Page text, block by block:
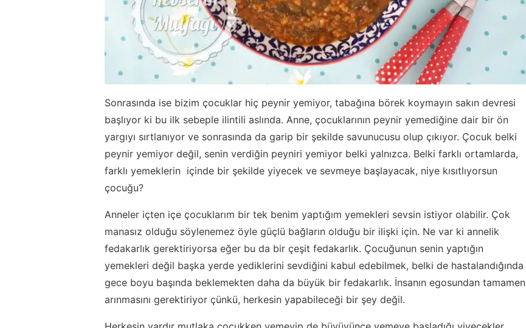
Sonrasında ise bizim çocuklar hiç peynir yemiyor, tabağına börek koymayın sakın devresi
başlıyor ki bu ilk sebeple ilintili aslında. Anne, çocuklarının peynir yemediğine dair bir ön
yargıyı sırtlanıyor ve sonrasında da garip bir şekilde savunucusu olup çıkıyor. Çocuk belki
peynir yemiyor değil, senin verdiğin peyniri yemiyor belki yalnızca. Belki farklı ortamlarda,
farklı yemeklerin içinde bir şekilde yiyecek ve sevmeye başlayacak, niye kısıtlıyorsun
çocuğu?
Anneler içten içe çocuklarım bir tek benim yaptığım yemekleri sevsin istiyor olabilir. Çok
manasız olduğu söylenemez öyle güçlü bağların olduğu bir ilişki için. Ne var ki annelik
fedakarlık gerektiriyorsa eğer bu da bir çeşit fedakarlık. Çocuğunun senin yaptığın
yemekleri değil başka yerde yediklerini sevdiğini kabul edebilmek, belki de hastalandığında
gece boyu başında beklemekten daha da büyük bir fedakarlık. İnsanın egosundan tamamen
arınmasını gerektiriyor çünkü, herkesin yapabileceği bir şey değil.